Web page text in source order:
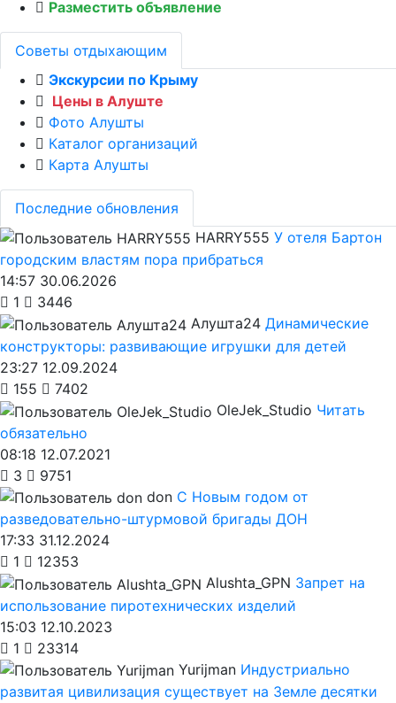
Разместить объявление
Советы отдыхающим
Экскурсии по Крыму
Цены в Алуште
Фото Алушты
Каталог организаций
Карта Алушты
Последние обновления
HARRY555 У отеля Бартон
городским властям пора прибраться
14:57 30.06.2026
1
3446
Алушта24 Динамические
конструкторы: развивающие игрушки для детей
23:27 12.09.2024
155
7402
OleJek_Studio Читать
обязательно
08:18 12.07.2021
3
9751
don С Новым годом от
разведовательно-штурмовой бригады ДОН
17:33 31.12.2024
1
12353
Alushta_GPN Запрет на
использование пиротехнических изделий
15:03 12.10.2023
1
23314
Yurijman Индустриально
развитая цивилизация существует на Земле десятки